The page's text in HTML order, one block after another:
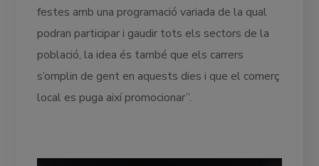
festes amb una programació variada de la qual
podran participar i gaudir tots els sectors de la
població, la idea és també que els carrers
s’omplin de gent en aquests dies i que el comerç
local es puga així promocionar”.